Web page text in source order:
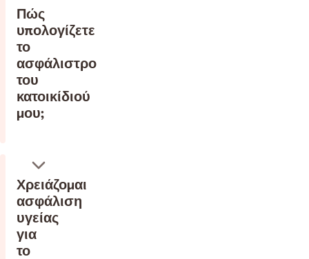
Πώς
υπολογίζετε
το
ασφάλιστρο
του
κατοικίδιού
μου;
Χρειάζομαι
ασφάλιση
υγείας
για
το